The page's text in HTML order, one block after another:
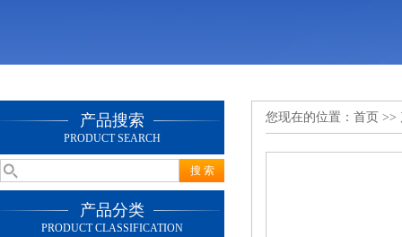
产品搜索
PRODUCT SEARCH
产品分类
PRODUCT CLASSIFICATION
您现在的位置： 首页 >>